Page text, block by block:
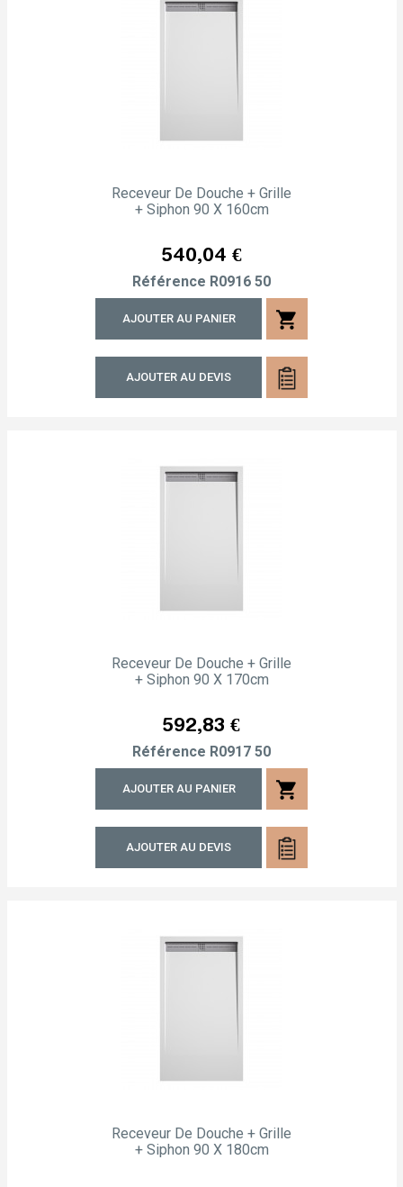
Receveur De Douche + Grille
+ Siphon 90 X 160cm
Prix
540,04 €
Référence R0916 50
AJOUTER AU PANIER shopping_cart
AJOUTER AU DEVIS
Receveur De Douche + Grille
+ Siphon 90 X 170cm
Prix
592,83 €
Référence R0917 50
AJOUTER AU PANIER shopping_cart
AJOUTER AU DEVIS
Receveur De Douche + Grille
+ Siphon 90 X 180cm